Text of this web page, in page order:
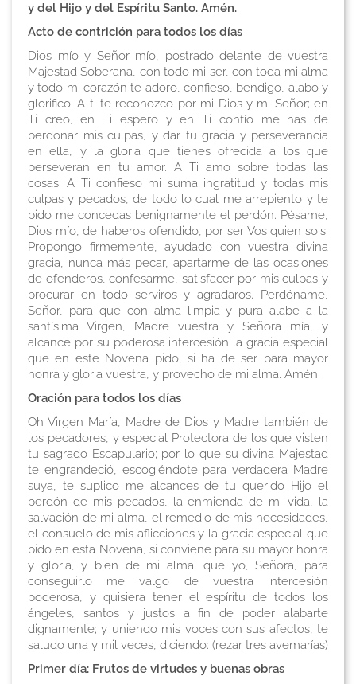
y del Hijo y del Espíritu Santo. Amén.
Acto de contrición para todos los días
Dios mío y Señor mío, postrado delante de vuestra
Majestad Soberana, con todo mi ser, con toda mi alma
y todo mi corazón te adoro, confieso, bendigo, alabo y
glorifico. A ti te reconozco por mi Dios y mi Señor; en
Ti creo, en Ti espero y en Ti confío me has de
perdonar mis culpas, y dar tu gracia y perseverancia
en ella, y la gloria que tienes ofrecida a los que
perseveran en tu amor. A Ti amo sobre todas las
cosas. A Ti confieso mi suma ingratitud y todas mis
culpas y pecados, de todo lo cual me arrepiento y te
pido me concedas benignamente el perdón. Pésame,
Dios mío, de haberos ofendido, por ser Vos quien sois.
Propongo firmemente, ayudado con vuestra divina
gracia, nunca más pecar, apartarme de las ocasiones
de ofenderos, confesarme, satisfacer por mis culpas y
procurar en todo serviros y agradaros. Perdóname,
Señor, para que con alma limpia y pura alabe a la
santísima Virgen, Madre vuestra y Señora mía, y
alcance por su poderosa intercesión la gracia especial
que en este Novena pido, si ha de ser para mayor
honra y gloria vuestra, y provecho de mi alma. Amén.
Oración para todos los días
Oh Virgen María, Madre de Dios y Madre también de
los pecadores, y especial Protectora de los que visten
tu sagrado Escapulario; por lo que su divina Majestad
te engrandeció, escogiéndote para verdadera Madre
suya, te suplico me alcances de tu querido Hijo el
perdón de mis pecados, la enmienda de mi vida, la
salvación de mi alma, el remedio de mis necesidades,
el consuelo de mis aflicciones y la gracia especial que
pido en esta Novena, si conviene para su mayor honra
y gloria, y bien de mi alma: que yo, Señora, para
conseguirlo me valgo de vuestra intercesión
poderosa, y quisiera tener el espíritu de todos los
ángeles, santos y justos a fin de poder alabarte
dignamente; y uniendo mis voces con sus afectos, te
saludo una y mil veces, diciendo: (rezar tres avemarías)
Primer día: Frutos de virtudes y buenas obras